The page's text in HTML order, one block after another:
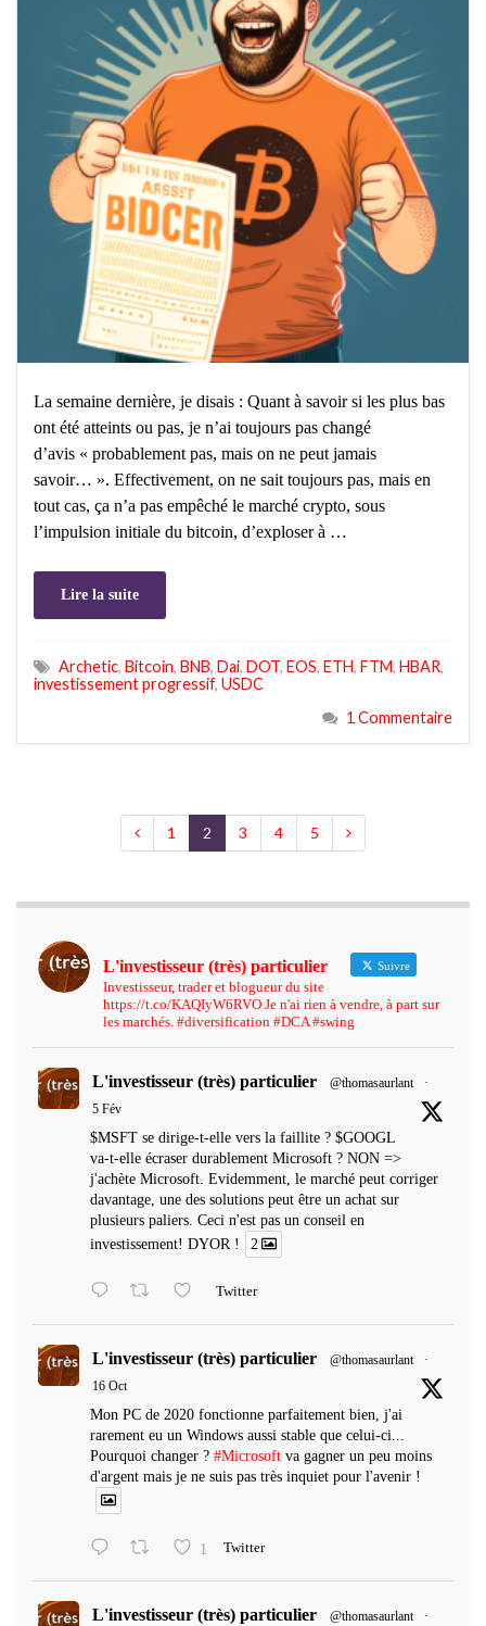
La semaine dernière, je disais : Quant à savoir si les plus bas
ont été atteints ou pas, je n’ai toujours pas changé
d’avis « probablement pas, mais on ne peut jamais
savoir… ». Effectivement, on ne sait toujours pas, mais en
tout cas, ça n’a pas empêché le marché crypto, sous
l’impulsion initiale du bitcoin, d’exploser à …
Lire la suite
Archetic, Bitcoin, BNB, Dai, DOT, EOS, ETH, FTM, HBAR,
investissement progressif, USDC
1 Commentaire
1 2 3 4 5
L'investisseur (très) particulier Suivre
Investisseur, trader et blogueur du site
https://t.co/KAQIyW6RVO Je n'ai rien à vendre, à part sur
les marchés. #diversification #DCA #swing
L'investisseur (très) particulier @thomasaurlant
·
5 Fév
$MSFT se dirige-t-elle vers la faillite ? $GOOGL
va-t-elle écraser durablement Microsoft ? NON =>
j'achète Microsoft. Evidemment, le marché peut corriger
davantage, une des solutions peut être un achat sur
plusieurs paliers. Ceci n'est pas un conseil en
investissement! DYOR !
2
Twitter
L'investisseur (très) particulier @thomasaurlant
·
16 Oct
Mon PC de 2020 fonctionne parfaitement bien, j'ai
rarement eu un Windows aussi stable que celui-ci...
Pourquoi changer ? #Microsoft va gagner un peu moins
d'argent mais je ne suis pas très inquiet pour l'avenir !
1 Twitter
L'investisseur (très) particulier @thomasaurlant
·